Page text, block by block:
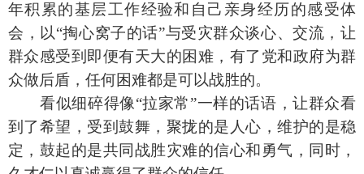
年积累的基层工作经验和自己亲身经历的感受体
会，以“掏心窝子的话”与受灾群众谈心、交流，让
群众感受到即便有天大的困难，有了党和政府为群
众做后盾，任何困难都是可以战胜的。
看似细碎得像“拉家常”一样的话语，让群众看
到了希望，受到鼓舞，聚拢的是人心，维护的是稳
定，鼓起的是共同战胜灾难的信心和勇气，同时，